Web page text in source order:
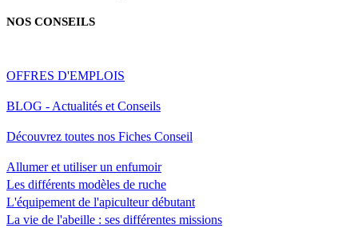
NOS CONSEILS
OFFRES D'EMPLOIS
BLOG - Actualités et Conseils
Découvrez toutes nos Fiches Conseil
Allumer et utiliser un enfumoir
Les différents modèles de ruche
L'équipement de l'apiculteur débutant
La vie de l'abeille : ses différentes missions